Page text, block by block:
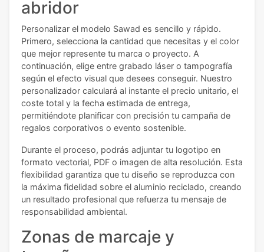
abridor
Personalizar el modelo Sawad es sencillo y rápido.
Primero, selecciona la cantidad que necesitas y el color
que mejor represente tu marca o proyecto. A
continuación, elige entre grabado láser o tampografía
según el efecto visual que desees conseguir. Nuestro
personalizador calculará al instante el precio unitario, el
coste total y la fecha estimada de entrega,
permitiéndote planificar con precisión tu campaña de
regalos corporativos o evento sostenible.
Durante el proceso, podrás adjuntar tu logotipo en
formato vectorial, PDF o imagen de alta resolución. Esta
flexibilidad garantiza que tu diseño se reproduzca con
la máxima fidelidad sobre el aluminio reciclado, creando
un resultado profesional que refuerza tu mensaje de
responsabilidad ambiental.
Zonas de marcaje y